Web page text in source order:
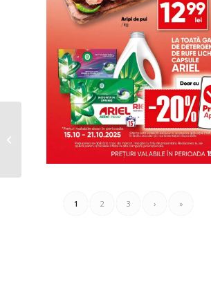
1 2 3 › »
Vitacom Catalog
15.10.2025 – 31.10.2025